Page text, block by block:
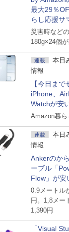
最大29％
らし応援サ
災害時など
180g×24個
連載
本日
情報
【今日まで
iPhone、
Watchが安
Air」
Amazon暮
連載
本日
情報
Ankerのか
ーブル「
Flow」が安
らし応援サ
0.9メートル
円。1,8メー
1,390円
「Visual